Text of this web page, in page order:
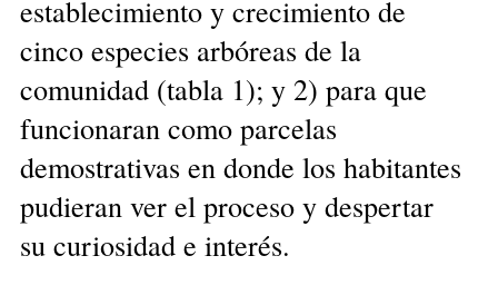
establecimiento y crecimiento de
cinco especies arbóreas de la
comunidad (tabla 1); y 2) para que
funcionaran como parcelas
demostrativas en donde los habitantes
pudieran ver el proceso y despertar
su curiosidad e interés.